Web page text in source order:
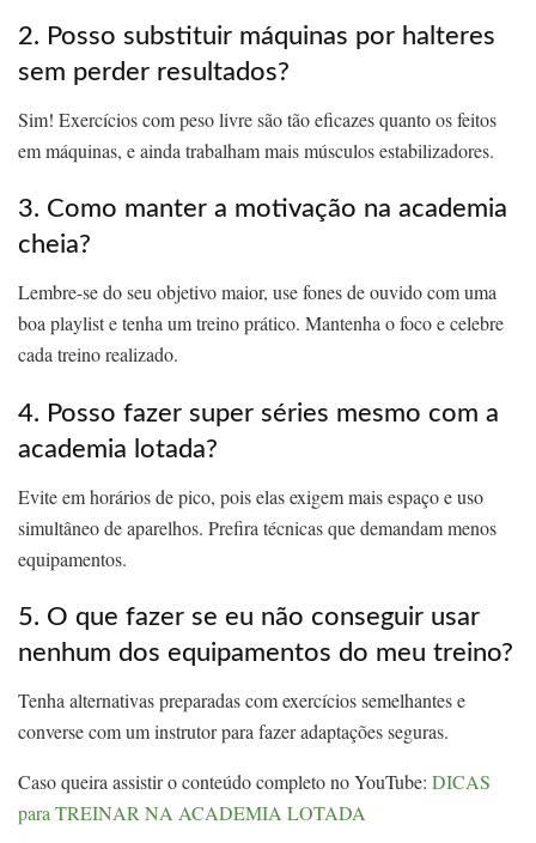
2. Posso substituir máquinas por halteres
sem perder resultados?
Sim! Exercícios com peso livre são tão eficazes quanto os feitos
em máquinas, e ainda trabalham mais músculos estabilizadores.
3. Como manter a motivação na academia
cheia?
Lembre-se do seu objetivo maior, use fones de ouvido com uma
boa playlist e tenha um treino prático. Mantenha o foco e celebre
cada treino realizado.
4. Posso fazer super séries mesmo com a
academia lotada?
Evite em horários de pico, pois elas exigem mais espaço e uso
simultâneo de aparelhos. Prefira técnicas que demandam menos
equipamentos.
5. O que fazer se eu não conseguir usar
nenhum dos equipamentos do meu treino?
Tenha alternativas preparadas com exercícios semelhantes e
converse com um instrutor para fazer adaptações seguras.
Caso queira assistir o conteúdo completo no YouTube: DICAS
para TREINAR NA ACADEMIA LOTADA